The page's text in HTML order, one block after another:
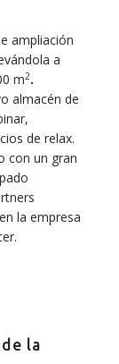
ampliación
a
m2.
almacén de
de relax.
con un gran
la empresa
la